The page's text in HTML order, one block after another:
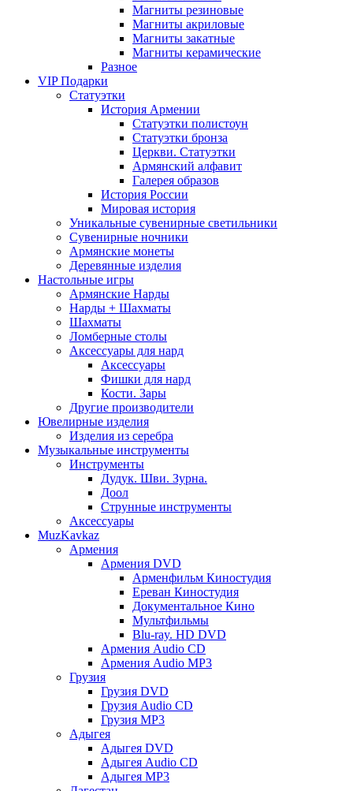
Магниты резиновые
Магниты акриловые
Магниты закатные
Магниты керамические
Разное
VIP Подарки
Статуэтки
История Армении
Статуэтки полистоун
Статуэтки бронза
Церкви. Статуэтки
Армянский алфавит
Галерея образов
История России
Мировая история
Уникальные сувенирные светильники
Сувенирные ночники
Армянские монеты
Деревянные изделия
Настольные игры
Армянские Нарды
Нарды + Шахматы
Шахматы
Ломберные столы
Аксессуары для нард
Аксессуары
Фишки для нард
Кости. Зары
Другие производители
Ювелирные изделия
Изделия из серебра
Музыкальные инструменты
Инструменты
Дудук. Шви. Зурна.
Доол
Струнные инструменты
Аксессуары
MuzKavkaz
Армения
Армения DVD
Арменфильм Киностудия
Ереван Киностудия
Документальное Кино
Мультфильмы
Blu-ray. HD DVD
Армения Audio CD
Армения Audio MP3
Грузия
Грузия DVD
Грузия Audio CD
Грузия MP3
Адыгея
Адыгея DVD
Адыгея Audio CD
Адыгея MP3